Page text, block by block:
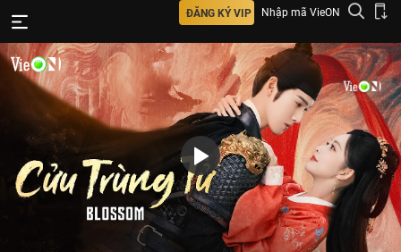
ĐĂNG KÝ VIP Nhập mã VieON